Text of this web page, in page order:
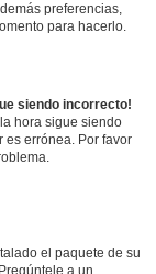
preferencias,
para hacerlo.
siendo incorrecto!
hora sigue siendo
es errónea. Por favor
el paquete de su
a un